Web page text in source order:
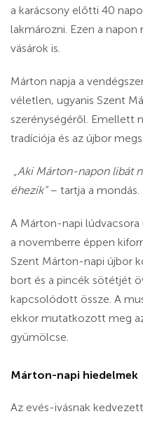
a karácsony előtti 40
lakmározni. Ezen a napon
vásárok is.
Márton napja a
véletlen, ugyanis Szent
szerénységéről. Emellett
tradíciója és az újbor
„Aki Márton-napon libát
éhezik”– tartja a mondás.
A Márton-napi lúdvacsora
a novemberre éppen
Szent Márton-napi újbor
bort és a pincék sötétjét
kapcsolódott össze. A
ekkor mutatkozott meg
gyümölcse.
Márton-napi hiedelmek
Az evés-ivásnak